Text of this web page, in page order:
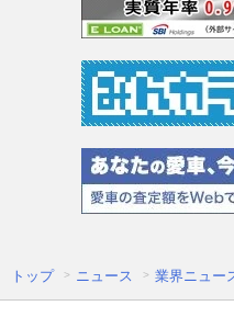
トップ ニュース 業界ニュー